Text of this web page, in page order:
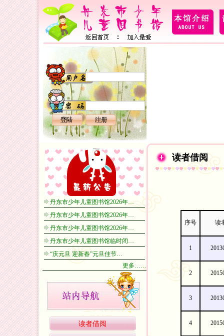
丹东市少年儿童图书馆2026年…
丹东市少年儿童图书馆2026年…
丹东市少年儿童图书馆2026年…
丹东市少年儿童图书馆临时闭…
“庆元旦 迎新春”元旦佳节…
更多……
读者借阅
读者借阅
序号 读
1
2
3
4